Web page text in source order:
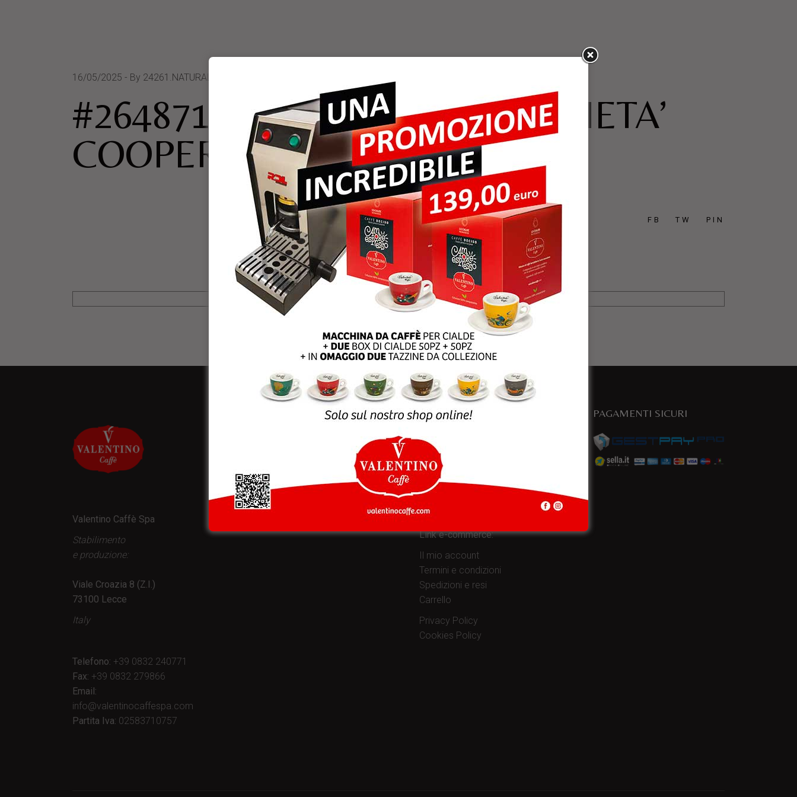
16/05/2025 By 24261.NATURALIA SOCIETA COOPERATIVA S
#264871 PER NATURALIA SOCIETA’
COOPERATIVA S
FB TW PIN
Valentino Caffè Spa
Stabilimento
e produzione:
Viale Croazia 8 (Z.I.)
73100 Lecce
Italy
Telefono: +39 0832 240771
Fax: +39 0832 279866
Email:
info@valentinocaffespa.com
Partita Iva: 02583710757
ISCRIVITI
SHOP ONLINE
Customer service
Per informazioni, domande
sui prodotti
eshop@valentinocaffespa.com
Link e-commerce:
Il mio account
Termini e condizioni
Spedizioni e resi
Carrello
Privacy Policy
Cookies Policy
PAGAMENTI SICURI